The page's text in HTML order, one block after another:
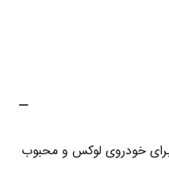
خودروی لوکس و محبوب